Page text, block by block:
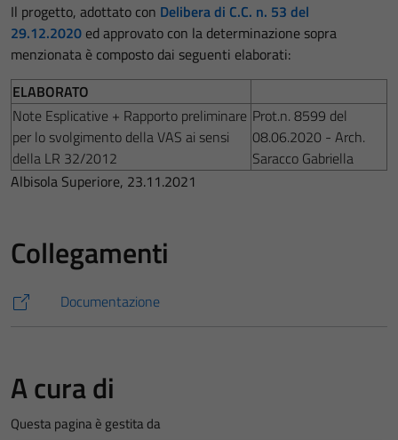
Il progetto, adottato con Delibera di C.C. n. 53 del
29.12.2020 ed approvato con la determinazione sopra
menzionata è composto dai seguenti elaborati:
ELABORATO
Note Esplicative + Rapporto preliminare
per lo svolgimento della VAS ai sensi
della LR 32/2012
Prot.n. 8599 del
08.06.2020 - Arch.
Saracco Gabriella
Albisola Superiore, 23.11.2021
Collegamenti
Documentazione
A cura di
Questa pagina è gestita da